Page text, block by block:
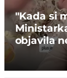
"Kada si
objavila